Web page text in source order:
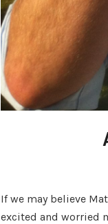
If we may believe
excited and worried